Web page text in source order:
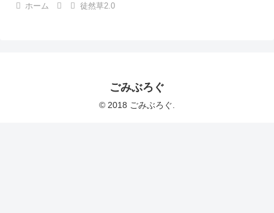
ホーム 徒然草2.0
ごみぶろぐ
© 2018 ごみぶろぐ.